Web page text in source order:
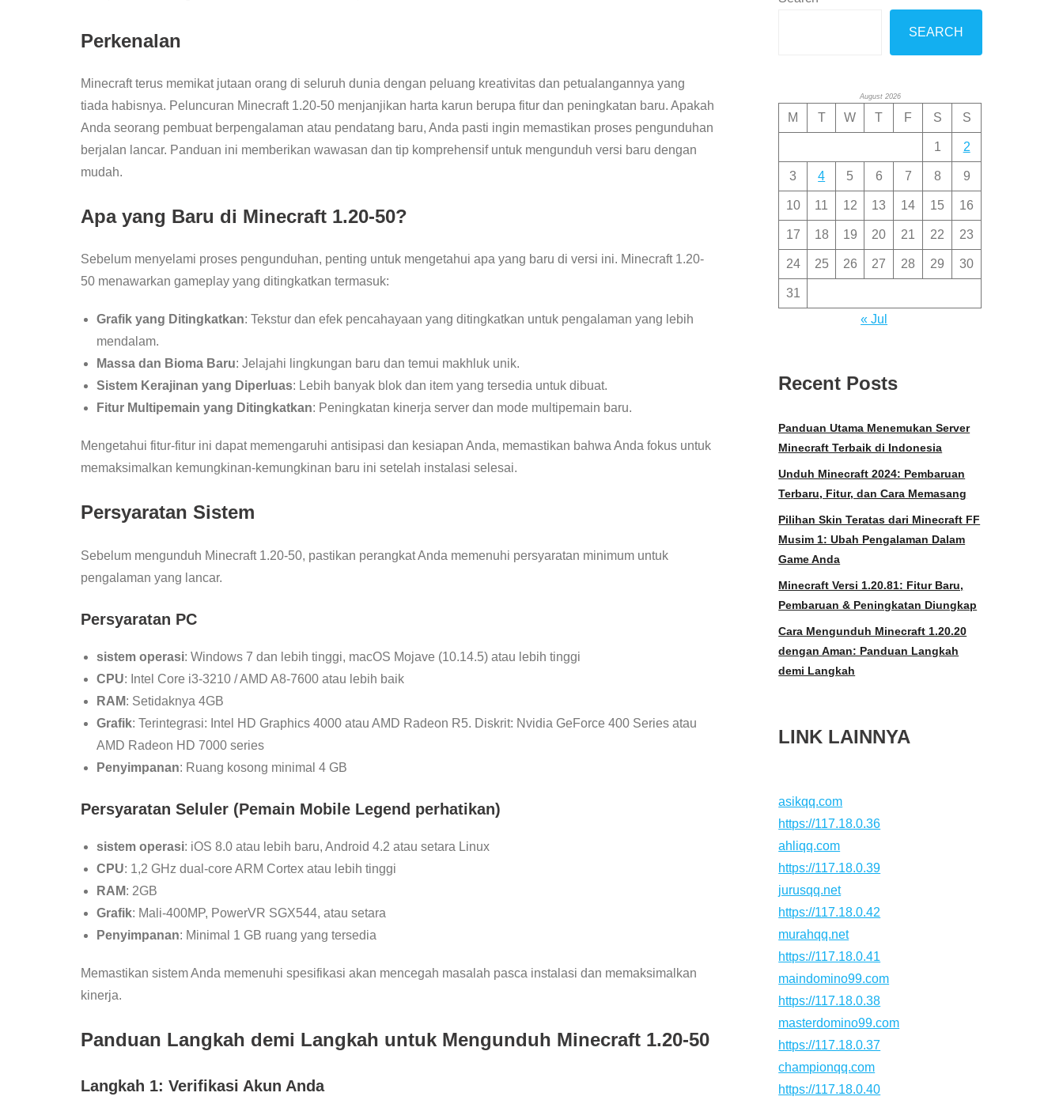
Perkenalan
Minecraft terus memikat jutaan orang di seluruh dunia dengan peluang kreativitas dan petualangannya yang
tiada habisnya. Peluncuran Minecraft 1.20-50 menjanjikan harta karun berupa fitur dan peningkatan baru. Apakah
Anda seorang pembuat berpengalaman atau pendatang baru, Anda pasti ingin memastikan proses pengunduhan
berjalan lancar. Panduan ini memberikan wawasan dan tip komprehensif untuk mengunduh versi baru dengan
mudah.
Apa yang Baru di Minecraft 1.20-50?
Sebelum menyelami proses pengunduhan, penting untuk mengetahui apa yang baru di versi ini. Minecraft 1.20-
50 menawarkan gameplay yang ditingkatkan termasuk:
Grafik yang Ditingkatkan: Tekstur dan efek pencahayaan yang ditingkatkan untuk pengalaman yang lebih
mendalam.
Massa dan Bioma Baru: Jelajahi lingkungan baru dan temui makhluk unik.
Sistem Kerajinan yang Diperluas: Lebih banyak blok dan item yang tersedia untuk dibuat.
Fitur Multipemain yang Ditingkatkan: Peningkatan kinerja server dan mode multipemain baru.
Mengetahui fitur-fitur ini dapat memengaruhi antisipasi dan kesiapan Anda, memastikan bahwa Anda fokus untuk
memaksimalkan kemungkinan-kemungkinan baru ini setelah instalasi selesai.
Persyaratan Sistem
Sebelum mengunduh Minecraft 1.20-50, pastikan perangkat Anda memenuhi persyaratan minimum untuk
pengalaman yang lancar.
Persyaratan PC
sistem operasi: Windows 7 dan lebih tinggi, macOS Mojave (10.14.5) atau lebih tinggi
CPU: Intel Core i3-3210 / AMD A8-7600 atau lebih baik
RAM: Setidaknya 4GB
Grafik: Terintegrasi: Intel HD Graphics 4000 atau AMD Radeon R5. Diskrit: Nvidia GeForce 400 Series atau
AMD Radeon HD 7000 series
Penyimpanan: Ruang kosong minimal 4 GB
Persyaratan Seluler (Pemain Mobile Legend perhatikan)
sistem operasi: iOS 8.0 atau lebih baru, Android 4.2 atau setara Linux
CPU: 1,2 GHz dual-core ARM Cortex atau lebih tinggi
RAM: 2GB
Grafik: Mali-400MP, PowerVR SGX544, atau setara
Penyimpanan: Minimal 1 GB ruang yang tersedia
Memastikan sistem Anda memenuhi spesifikasi akan mencegah masalah pasca instalasi dan memaksimalkan
kinerja.
Panduan Langkah demi Langkah untuk Mengunduh Minecraft 1.20-50
Langkah 1: Verifikasi Akun Anda
SEARCH
August 2026
M T W T F S S
1 2
3 4 5 6 7 8 9
10 11 12 13 14 15 16
17 18 19 20 21 22 23
24 25 26 27 28 29 30
31
« Jul
Recent Posts
Panduan Utama Menemukan Server
Minecraft Terbaik di Indonesia
Unduh Minecraft 2024: Pembaruan
Terbaru, Fitur, dan Cara Memasang
Pilihan Skin Teratas dari Minecraft FF
Musim 1: Ubah Pengalaman Dalam
Game Anda
Minecraft Versi 1.20.81: Fitur Baru,
Pembaruan & Peningkatan Diungkap
Cara Mengunduh Minecraft 1.20.20
dengan Aman: Panduan Langkah
demi Langkah
LINK LAINNYA
asikqq.com
https://117.18.0.36
ahliqq.com
https://117.18.0.39
jurusqq.net
https://117.18.0.42
murahqq.net
https://117.18.0.41
maindomino99.com
https://117.18.0.38
masterdomino99.com
https://117.18.0.37
championqq.com
https://117.18.0.40